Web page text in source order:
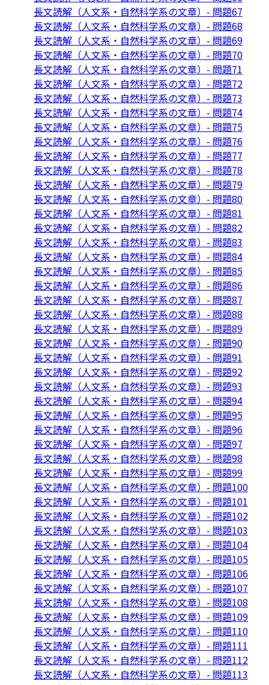
長文読解（人文系・自然科学系の文章）- 問題67
長文読解（人文系・自然科学系の文章）- 問題68
長文読解（人文系・自然科学系の文章）- 問題69
長文読解（人文系・自然科学系の文章）- 問題70
長文読解（人文系・自然科学系の文章）- 問題71
長文読解（人文系・自然科学系の文章）- 問題72
長文読解（人文系・自然科学系の文章）- 問題73
長文読解（人文系・自然科学系の文章）- 問題74
長文読解（人文系・自然科学系の文章）- 問題75
長文読解（人文系・自然科学系の文章）- 問題76
長文読解（人文系・自然科学系の文章）- 問題77
長文読解（人文系・自然科学系の文章）- 問題78
長文読解（人文系・自然科学系の文章）- 問題79
長文読解（人文系・自然科学系の文章）- 問題80
長文読解（人文系・自然科学系の文章）- 問題81
長文読解（人文系・自然科学系の文章）- 問題82
長文読解（人文系・自然科学系の文章）- 問題83
長文読解（人文系・自然科学系の文章）- 問題84
長文読解（人文系・自然科学系の文章）- 問題85
長文読解（人文系・自然科学系の文章）- 問題86
長文読解（人文系・自然科学系の文章）- 問題87
長文読解（人文系・自然科学系の文章）- 問題88
長文読解（人文系・自然科学系の文章）- 問題89
長文読解（人文系・自然科学系の文章）- 問題90
長文読解（人文系・自然科学系の文章）- 問題91
長文読解（人文系・自然科学系の文章）- 問題92
長文読解（人文系・自然科学系の文章）- 問題93
長文読解（人文系・自然科学系の文章）- 問題94
長文読解（人文系・自然科学系の文章）- 問題95
長文読解（人文系・自然科学系の文章）- 問題96
長文読解（人文系・自然科学系の文章）- 問題97
長文読解（人文系・自然科学系の文章）- 問題98
長文読解（人文系・自然科学系の文章）- 問題99
長文読解（人文系・自然科学系の文章）- 問題100
長文読解（人文系・自然科学系の文章）- 問題101
長文読解（人文系・自然科学系の文章）- 問題102
長文読解（人文系・自然科学系の文章）- 問題103
長文読解（人文系・自然科学系の文章）- 問題104
長文読解（人文系・自然科学系の文章）- 問題105
長文読解（人文系・自然科学系の文章）- 問題106
長文読解（人文系・自然科学系の文章）- 問題107
長文読解（人文系・自然科学系の文章）- 問題108
長文読解（人文系・自然科学系の文章）- 問題109
長文読解（人文系・自然科学系の文章）- 問題110
長文読解（人文系・自然科学系の文章）- 問題111
長文読解（人文系・自然科学系の文章）- 問題112
長文読解（人文系・自然科学系の文章）- 問題113